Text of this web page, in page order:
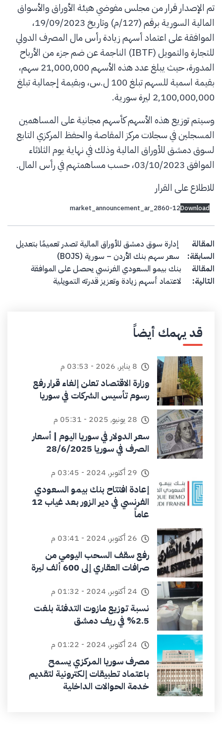
تم الإصدار قرار من مجلس مفوضي هيئة الأوراق والأسواق
المالية السورية برقم (127/م) وتاريخ 19/09/2023،
الموافقة على اعتماد أسهم زيادة رأس مال المصرف الدولي
للتجارة والتمويل (IBTF) الناجمة عن ضم جزء من الأرباح
المدورة، حيث يبلغ عدد هذه الأسهم 21,000,000 سهم،
بقيمة اسمية للسهم تبلغ 100 ل.س، وبقيمة إجمالية تبلغ
2,100,000,000 ليرة سورية.
وسيتم توزيع هذه الأسهم كأسهم مجانية على المساهمين
المسجلين في سجلات مركز المقاصة والحفظ المركزي التابع
لسوق دمشق للأوراق المالية وذلك في نهاية يوم الثلاثاء
الموافق 03/10/2023، حسب مساهمتهم في رأس المال.
للاطلاع على القرار
market_announcement_ar_2860-12Download
Post navigation
المقالة
السابقة:
إدارة سوق دمشق للأوراق المالية تصدر تعميمًا بتعديل
سعر سهم بنك الأردن – سورية (BOJS)
المقالة
التالية:
بنك بيمو السعودي الفرنسي يحصل على الموافقة
لاعتماد أسهم زيادة وتعزيز قدرته التمويلية
قد يهمك أيضاً
8 يناير, 2026 - 03:53 م
وزارة الاقتصاد تعلن إلغاء قرار رفع
رسوم تأسيس الشركات في سوريا
28 يونيو, 2025 - 05:31 م
سعر الدولار في سوريا اليوم | أسعار
الصرف في سوريا 28/6/2025
29 أكتوبر, 2024 - 03:45 م
إعادة افتتاح بنك بيمو السعودي
الفرنسي في دير الزور بعد غياب 12
عاماً
26 أكتوبر, 2024 - 03:41 م
رفع سقف السحب اليومي من
صرافات العقاري إلى 600 ألف ليرة
24 أكتوبر, 2024 - 01:32 م
نسبة توزيع مازوت التدفئة بلغت
2.5% في ريف دمشق
24 أكتوبر, 2024 - 01:22 م
مصرف سوريا المركزي يسمح
باعتماد تطبيقات إلكترونية لتقديم
خدمة الحوالات الداخلية